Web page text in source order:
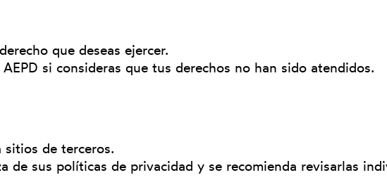
que deseas ejercer.
si consideras que tus derechos no han sido atendidos.
sitios de terceros.
de sus políticas de privacidad y se recomienda revisarlas